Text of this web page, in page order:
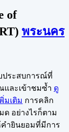
of
พระนคร
ประสบการณ์ที่
และเข้าชมซ้ำ ดู
มเติม การคลิก
อย่างไรก็ตาม
ำยินยอมที่มีการ